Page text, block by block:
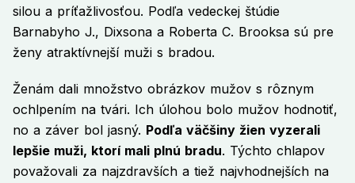
silou a príťažlivosťou. Podľa vedeckej štúdie
Barnabyho J., Dixsona a Roberta C. Brooksa sú pre
ženy atraktívnejší muži s bradou.
Ženám dali množstvo obrázkov mužov s rôznym
ochlpením na tvári. Ich úlohou bolo mužov hodnotiť,
no a záver bol jasný. Podľa väčšiny žien vyzerali
lepšie muži, ktorí mali plnú bradu. Týchto chlapov
považovali za najzdravších a tiež najvhodnejších na